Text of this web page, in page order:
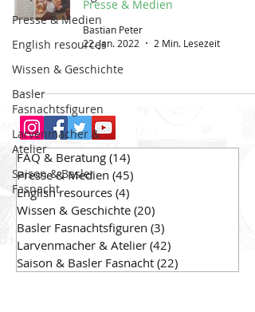
Presse & Medien
English resources
Wissen & Geschichte
Basler
Fasnachtsfiguren
Larvenmacher &
Atelier
Saison & Basler
Fasnacht
Presse & Medien
Bastian Peter
22. Jan. 2022
2 Min. Lesezeit
FAQ & Beratung (14)
Presse & Medien (45)
English resources (4)
Wissen & Geschichte (20)
Basler Fasnachtsfiguren (3)
Larvenmacher & Atelier (42)
Saison & Basler Fasnacht (22)